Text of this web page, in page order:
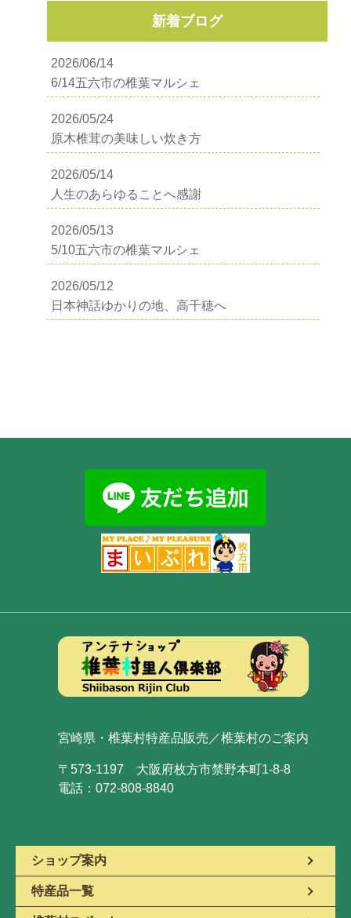
新着ブログ
2026/06/14
6/14五六市の椎葉マルシェ
2026/05/24
原木椎茸の美味しい炊き方
2026/05/14
人生のあらゆることへ感謝
2026/05/13
5/10五六市の椎葉マルシェ
2026/05/12
日本神話ゆかりの地、高千穂へ
宮崎県・椎葉村特産品販売／椎葉村のご案内
〒573-1197 大阪府枚方市禁野本町1-8-8
電話：072-808-8840
ショップ案内
特産品一覧